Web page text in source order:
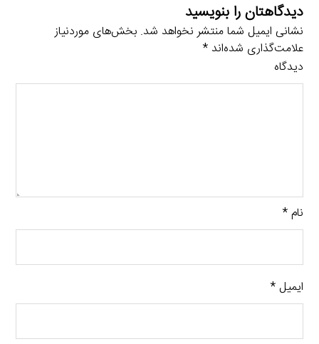
دیدگاهتان را بنویسید
نشانی ایمیل شما منتشر نخواهد شد. بخش‌های موردنیاز
علامت‌گذاری شده‌اند*
دیدگاه
نام*
ایمیل*